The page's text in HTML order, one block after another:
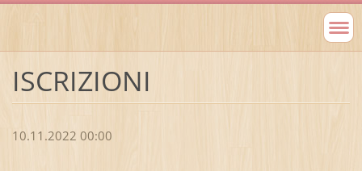
ISCRIZIONI
10.11.2022 00:00